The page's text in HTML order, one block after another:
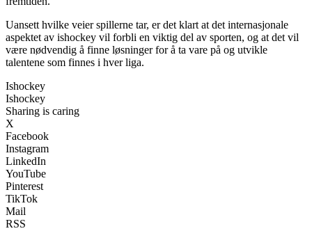
Uansett hvilke veier spillerne tar, er det klart at det internasjonale
aspektet av ishockey vil forbli en viktig del av sporten, og at det vil
være nødvendig å finne løsninger for å ta vare på og utvikle
talentene som finnes i hver liga.
Ishockey
Ishockey
Sharing is caring
X
Facebook
Instagram
LinkedIn
YouTube
Pinterest
TikTok
Mail
RSS